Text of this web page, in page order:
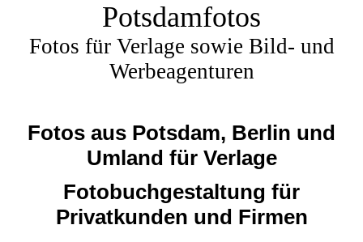
Potsdamfotos
Fotos für Verlage sowie Bild- und
Werbeagenturen
Fotos aus Potsdam, Berlin und
Umland für Verlage
Fotobuchgestaltung für
Privatkunden und Firmen